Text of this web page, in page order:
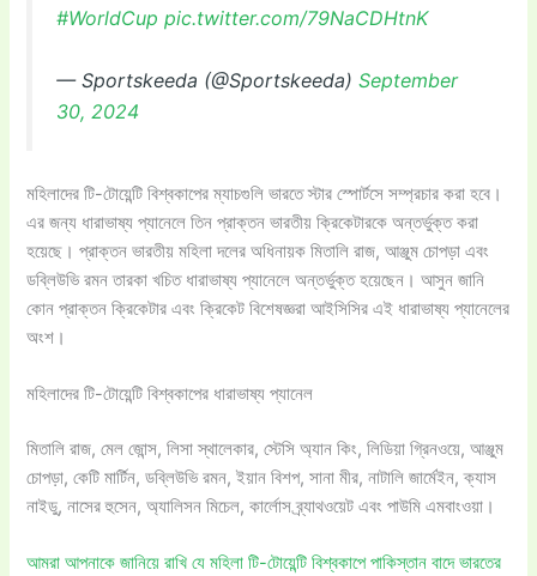
#WorldCup pic.twitter.com/79NaCDHtnK
— Sportskeeda (@Sportskeeda)September
30, 2024
মহিলাদের টি-টোয়েন্টি বিশ্বকাপের ম্যাচগুলি ভারতে স্টার স্পোর্টসে সম্প্রচার করা হবে।
এর জন্য ধারাভাষ্য প্যানেলে তিন প্রাক্তন ভারতীয় ক্রিকেটারকে অন্তর্ভুক্ত করা
হয়েছে। প্রাক্তন ভারতীয় মহিলা দলের অধিনায়ক মিতালি রাজ, আঞ্জুম চোপড়া এবং
ডব্লিউভি রমন তারকা খচিত ধারাভাষ্য প্যানেলে অন্তর্ভুক্ত হয়েছেন। আসুন জানি
কোন প্রাক্তন ক্রিকেটার এবং ক্রিকেট বিশেষজ্ঞরা আইসিসির এই ধারাভাষ্য প্যানেলের
অংশ।
মহিলাদের টি-টোয়েন্টি বিশ্বকাপের ধারাভাষ্য প্যানেল
মিতালি রাজ, মেল জোন্স, লিসা স্থালেকার, স্টেসি অ্যান কিং, লিডিয়া গ্রিনওয়ে, আঞ্জুম
চোপড়া, কেটি মার্টিন, ডব্লিউভি রমন, ইয়ান বিশপ, সানা মীর, নাটালি জার্মেইন, ক্যাস
নাইডু, নাসের হুসেন, অ্যালিসন মিচেল, কার্লোস ব্র্যাথওয়েট এবং পাউমি এমবাংওয়া।
আমরা আপনাকে জানিয়ে রাখি যে মহিলা টি-টোয়েন্টি বিশ্বকাপে পাকিস্তান বাদে ভারতের